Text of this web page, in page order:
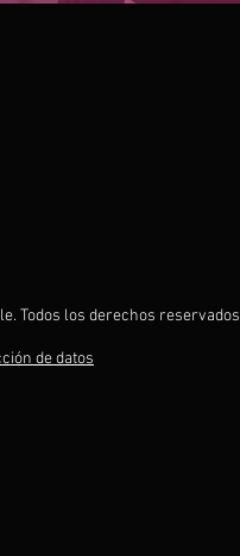
Todos los derechos reservados
de datos